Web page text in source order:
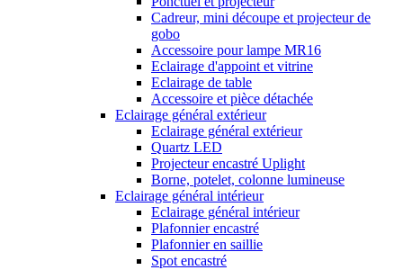
Cadreur, mini découpe et projecteur de
gobo
Accessoire pour lampe MR16
Eclairage d'appoint et vitrine
Eclairage de table
Accessoire et pièce détachée
Eclairage général extérieur
Eclairage général extérieur
Quartz LED
Projecteur encastré Uplight
Borne, potelet, colonne lumineuse
Eclairage général intérieur
Eclairage général intérieur
Plafonnier encastré
Plafonnier en saillie
Spot encastré